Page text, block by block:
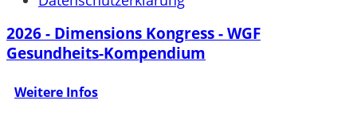
2026 - Dimensions Kongress - WGF
Gesundheits-Kompendium
Weitere Infos